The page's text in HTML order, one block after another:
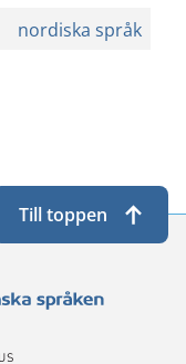
nordiska språk
Till toppen